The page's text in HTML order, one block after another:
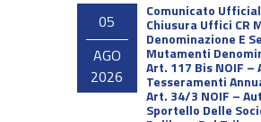
05
AGO
2026
Comunicato
Chiusura Uffici CR
Denominazione E
Mutamenti
Art. 117 Bis NOIF
Tesseramenti
Art. 34/3 NOIF –
Sportello Delle